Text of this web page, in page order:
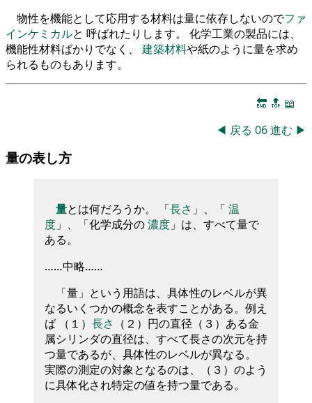
物性を機能として応用する材料は量に依存しないのでファ
インケミカルと 呼ばれたりします。 化学工業の製品には、
機能性材料ばかりでなく、 建築材料や紙のように量を求め
られるものもあります。
🔚 🔝 📖
◀ 戻る 06進む ▶
量の表し方
量とは何だろうか。 「長さ 」、「 温
度 」、「化学成分の濃度 」は、すべて量で
ある。
……中略……
「量」という用語は、具体性のレベルが異
なるいくつかの概念を表すことがある。例え
ば （１） 長さ （２）円の直径（３）ある金
属シリンダの直径は、すべて長さの次元を持
つ量であるが、具体性のレベルが異なる。
実際の測定の対象となるのは、（３）のよう
に具体化され特定の値を持つ量である。